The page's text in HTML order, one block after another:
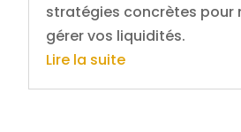
stratégies concrètes pour
gérer vos liquidités.
Lire la suite